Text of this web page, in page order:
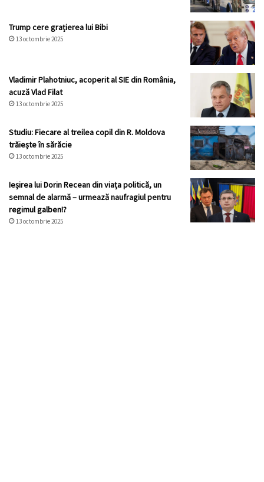
Trump cere grațierea lui Bibi
13 octombrie 2025
Vladimir Plahotniuc, acoperit al SIE din România,
acuză Vlad Filat
13 octombrie 2025
Studiu: Fiecare al treilea copil din R. Moldova
trăiește în sărăcie
13 octombrie 2025
Ieșirea lui Dorin Recean din viața politică, un
semnal de alarmă – urmează naufragiul pentru
regimul galben!?
13 octombrie 2025